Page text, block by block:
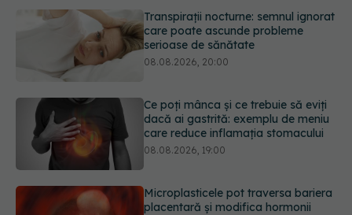
Transpirații nocturne: semnul ignorat
care poate ascunde probleme
serioase de sănătate
08.08.2026, 20:00
Ce poți mânca și ce trebuie să eviți
dacă ai gastrită: exemplu de meniu
care reduce inflamația stomacului
08.08.2026, 19:00
Microplasticele pot traversa bariera
placentară și modifica hormonii